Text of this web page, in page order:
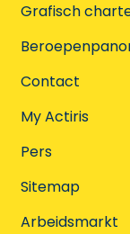
Grafisch
Contact
My Actiris
Pers
Sitemap
Arbeidsmarkt